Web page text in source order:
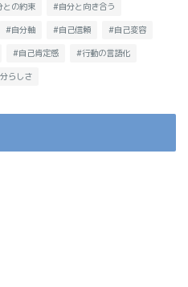
との約束 #自分と向き合う
#自分軸 #自己信頼 #自己変容
#自己肯定感 #行動の言語化
らしさ